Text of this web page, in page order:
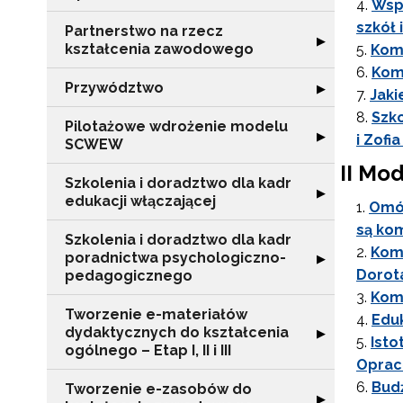
Partnerstwo na rzecz
kształcenia zawodowego
Rozwiń sekcję
▶
Przywództwo Rozwiń sekcję
▶
Pilotażowe wdrożenie modelu
SCWEW
Rozwiń sekcję
▶
Szkolenia i doradztwo dla kadr
edukacji włączającej
Rozwiń sekcję
▶
Szkolenia i doradztwo dla kadr
poradnictwa psychologiczno-
pedagogicznego
Rozwiń sekcję
▶
Tworzenie e-materiałów
dydaktycznych do kształcenia
ogólnego – Etap I, II i III
Rozwiń sekcję
▶
Tworzenie e-zasobów do
Rozwiń sekcję
▶
szkół
i
II
są